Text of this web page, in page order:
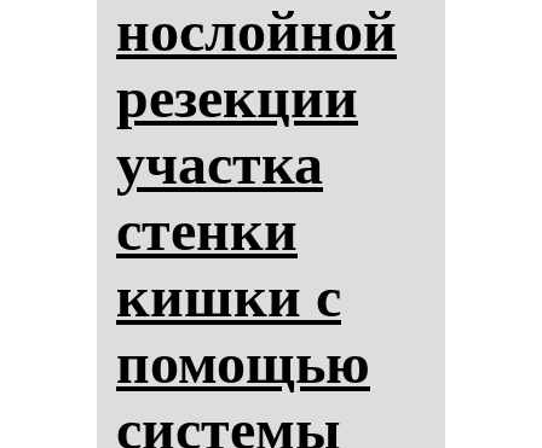
нос­лой­ной
ре­зек­ции
учас­тка
стен­ки
киш­ки с
по­мощью
сис­те­мы